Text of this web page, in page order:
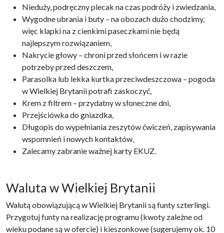
Nieduży, podręczny plecak na czas podróży i zwiedzania,
Wygodne ubrania i buty – na obozach dużo chodzimy,
więc klapki na z cienkimi paseczkami nie będą
najlepszym rozwiązaniem,
Nakrycie głowy – chroni przed słońcem i w razie
potrzeby przed deszczem,
Parasolka lub lekka kurtka przeciwdeszczowa – pogoda
w Wielkiej Brytanii potrafi zaskoczyć,
Krem z filtrem – przydatny w słoneczne dni,
Przejściówka do gniazdka,
Długopis do wypełniania zeszytów ćwiczeń, zapisywania
wspomnień i nowych kontaktów,
Zalecamy zabranie ważnej karty EKUZ.
Waluta w Wielkiej Brytanii
Walutą obowiązującą w Wielkiej Brytanii są funty szterlingi.
Przygotuj funty na realizację programu (kwoty zależne od
wieku podane są w ofercie) i kieszonkowe (sugerujemy ok. 10